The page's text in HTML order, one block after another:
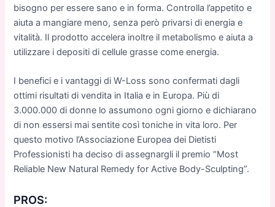
bisogno per essere sano e in forma. Controlla l’appetito e
aiuta a mangiare meno, senza però privarsi di energia e
vitalità. Il prodotto accelera inoltre il metabolismo e aiuta a
utilizzare i depositi di cellule grasse come energia.
I benefici e i vantaggi di W-Loss sono confermati dagli
ottimi risultati di vendita in Italia e in Europa. Più di
3.000.000 di donne lo assumono ogni giorno e dichiarano
di non essersi mai sentite così toniche in vita loro. Per
questo motivo l’Associazione Europea dei Dietisti
Professionisti ha deciso di assegnargli il premio “Most
Reliable New Natural Remedy for Active Body-Sculpting”.
PROS: